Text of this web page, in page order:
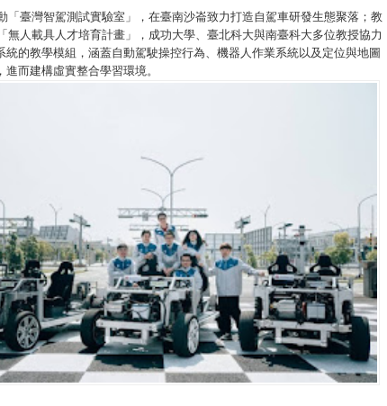
「臺灣智駕測試實驗室」，在臺南沙崙致力打造自駕車研發生態聚落；教
無人載具人才培育計畫」，成功大學、臺北科大與南臺科大多位教授協力
統的教學模組，涵蓋自動駕駛操控行為、機器人作業系統以及定位與地圖
而建構虛實整合學習環境。